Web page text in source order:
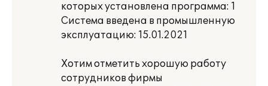
которых установлена программа: 1
Система введена в промышленную
эксплуатацию: 15.01.2021
Хотим отметить хорошую работу
сотрудников фирмы